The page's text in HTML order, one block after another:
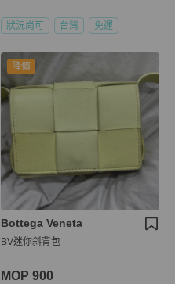
狀況尚可 台灣 免運
降價
Bottega Veneta
BV迷你斜背包
MOP 900